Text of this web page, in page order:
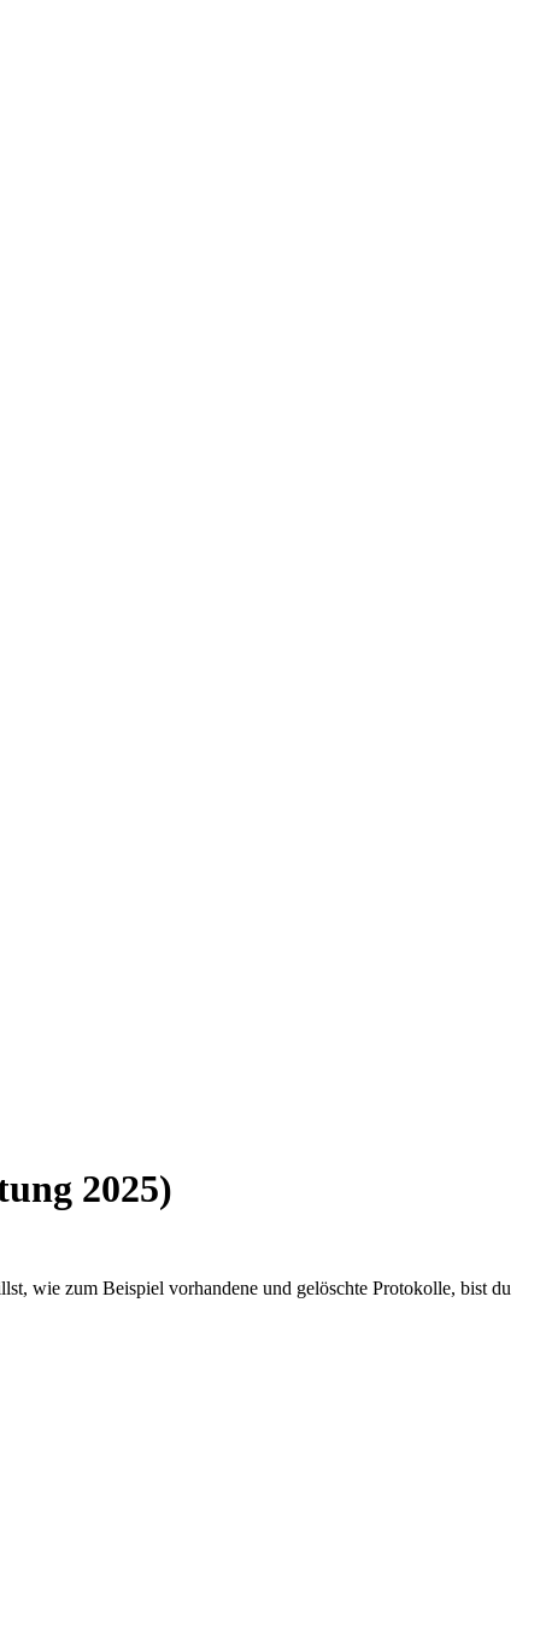
2025)
wie zum Beispiel vorhandene und gelöschte Protokolle, bist du